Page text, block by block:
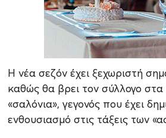
Η νέα σεζόν έχει ξεχωριστή
καθώς θα βρει τον σύλλογο
«σαλόνια», γεγονός που έχει
ενθουσιασμό στις τάξεις των